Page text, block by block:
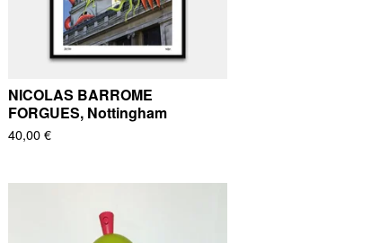
NICOLAS BARROME
FORGUES, Nottingham
40,00€